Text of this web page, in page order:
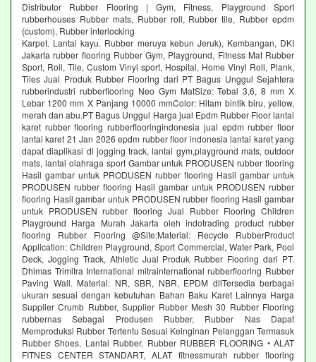
Distributor Rubber Flooring | Gym, Fitness, Playground Sport
rubberhouses Rubber mats, Rubber roll, Rubber tile, Rubber epdm
(custom), Rubber interlocking
Karpet. Lantai kayu. Rubber meruya kebun Jeruk), Kembangan, DKI
Jakarta rubber flooring Rubber Gym, Playground, Fitness Mat Rubber
Sport, Roll, Tile, Custom Vinyl sport, Hospital, Home Vinyl Roll, Plank,
Tiles Jual Produk Rubber Flooring dari PT Bagus Unggul Sejahtera
rubberindustri rubberflooring Neo Gym MatSize: Tebal 3,6, 8 mm X
Lebar 1200 mm X Panjang 10000 mmColor: Hitam bintik biru, yellow,
merah dan abu.PT Bagus Unggul Harga jual Epdm Rubber Floor lantai
karet rubber flooring rubberflooringindonesia jual epdm rubber floor
lantai karet 21 Jan 2026 epdm rubber floor indonesia lantai karet yang
dapat diaplikasi di jogging track, lantai gym,playground mats, outdoor
mats, lantai olahraga sport Gambar untuk PRODUSEN rubber flooring
Hasil gambar untuk PRODUSEN rubber flooring Hasil gambar untuk
PRODUSEN rubber flooring Hasil gambar untuk PRODUSEN rubber
flooring Hasil gambar untuk PRODUSEN rubber flooring Hasil gambar
untuk PRODUSEN rubber flooring Jual Rubber Flooring Children
Playground Harga Murah Jakarta oleh indotrading product rubber
flooring Rubber Flooring @Site:Material: Recycle RubberProduct
Application: Children Playground, Sport Commercial, Water Park, Pool
Deck, Jogging Track, Athletic Jual Produk Rubber Flooring dari PT.
Dhimas Trimitra International mitrainternational rubberflooring Rubber
Paving Wall. Material: NR, SBR, NBR, EPDM dllTersedia berbagai
ukuran sesuai dengan kebutuhan Bahan Baku Karet Lainnya Harga
Supplier Crumb Rubber, Supplier Rubber Mesh 30 Rubber Flooring
rubbernas Sebagai Produsen Rubber, Rubber Nas Dapat
Memproduksi Rubber Tertentu Sesuai Keinginan Pelanggan Termasuk
Rubber Shoes, Lantai Rubber, Rubber RUBBER FLOORING • ALAT
FITNES CENTER STANDART, ALAT fitnessmurah rubber flooring